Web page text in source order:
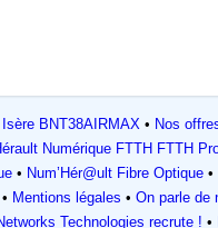
BNT38AIRMAX Nos
Numérique FTTH FTTH
Num’Hér@ult Fibre Optique
Mentions légales On parle de
Technologies recrute !